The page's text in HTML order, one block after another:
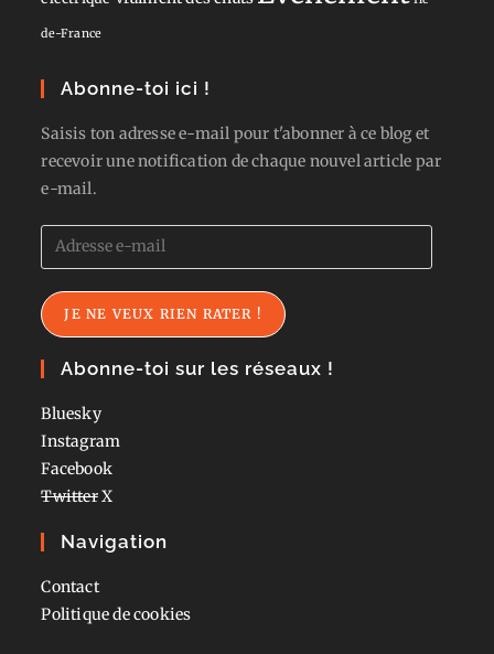
de-France
Abonne-toi ici !
Saisis ton adresse e-mail pour t'abonner à ce blog et
recevoir une notification de chaque nouvel article par
e-mail.
Adresse
e-
mail
JE NE VEUX RIEN RATER !
Abonne-toi sur les réseaux !
Bluesky
Instagram
Facebook
TwitterX
Navigation
Contact
Politique de cookies